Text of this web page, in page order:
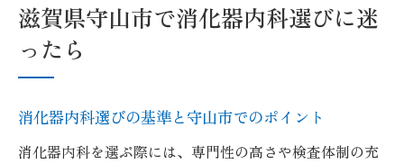
滋賀県守山市で消化器内科選びに迷
ったら
消化器内科選びの基準と守山市でのポイント
消化器内科を選ぶ際には、専門性の高さや検査体制の充